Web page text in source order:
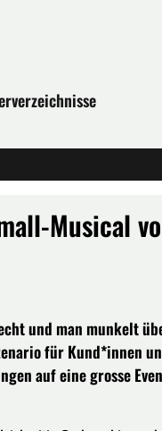
Musical
und man munkelt
für Kund*innen
auf eine grosse